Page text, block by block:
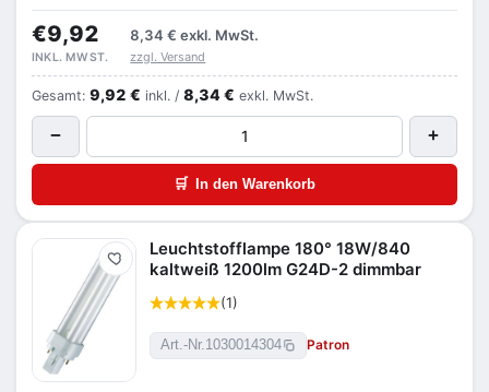
€9,92 8,34 € exkl. MwSt.
INKL. MWST. zzgl. Versand
Gesamt: 9,92 € inkl. / 8,34 € exkl. MwSt.
− +
🛒 In den Warenkorb
Merken
Leuchtstofflampe 180° 18W/840
kaltweiß 1200lm G24D-2 dimmbar
(1)
Art.-Nr. 1030014304 Patron